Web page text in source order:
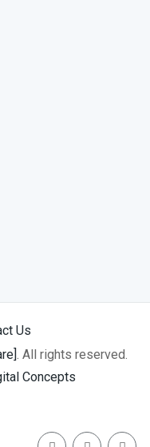
Us
. All rights reserved.
Concepts